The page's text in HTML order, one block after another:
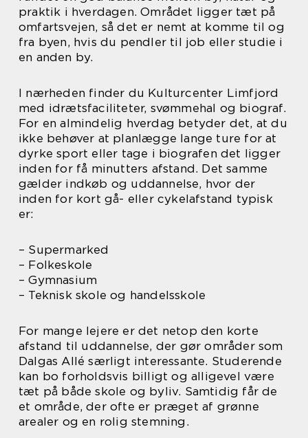
praktik i hverdagen. Området ligger tæt på
omfartsvejen, så det er nemt at komme til og
fra byen, hvis du pendler til job eller studie i
en anden by.
I nærheden finder du Kulturcenter Limfjord
med idrætsfaciliteter, svømmehal og biograf.
For en almindelig hverdag betyder det, at du
ikke behøver at planlægge lange ture for at
dyrke sport eller tage i biografen det ligger
inden for få minutters afstand. Det samme
gælder indkøb og uddannelse, hvor der
inden for kort gå- eller cykelafstand typisk
er:
– Supermarked
– Folkeskole
– Gymnasium
– Teknisk skole og handelsskole
For mange lejere er det netop den korte
afstand til uddannelse, der gør områder som
Dalgas Allé særligt interessante. Studerende
kan bo forholdsvis billigt og alligevel være
tæt på både skole og byliv. Samtidig får de
et område, der ofte er præget af grønne
arealer og en rolig stemning.